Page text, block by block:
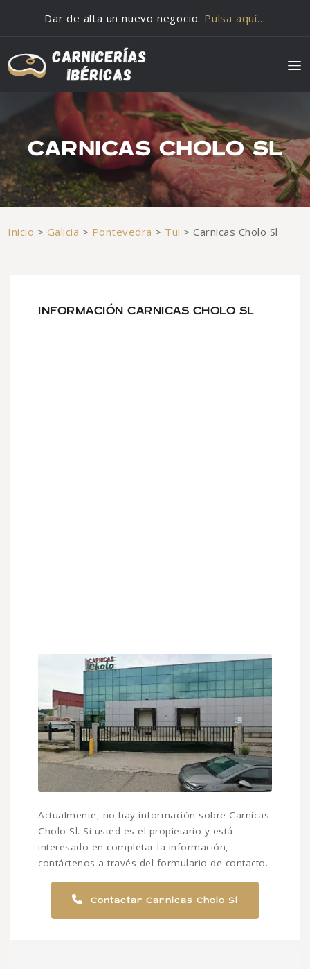
Dar de alta un nuevo negocio. Pulsa aquí…
CARNICAS CHOLO SL
Inicio > Galicia > Pontevedra > Tui >Carnicas Cholo Sl
INFORMACIÓN CARNICAS CHOLO SL
Actualmente, no hay información sobre Carnicas
Cholo Sl. Si usted es el propietario y está
interesado en completar la información,
contáctenos a través del formulario de contacto.
Contactar Carnicas Cholo Sl